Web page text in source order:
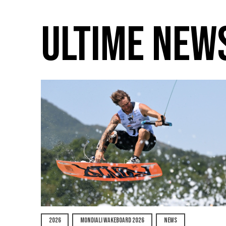
ULTIME
2026 MONDIALI WAKEBOARD 2026 NEWS